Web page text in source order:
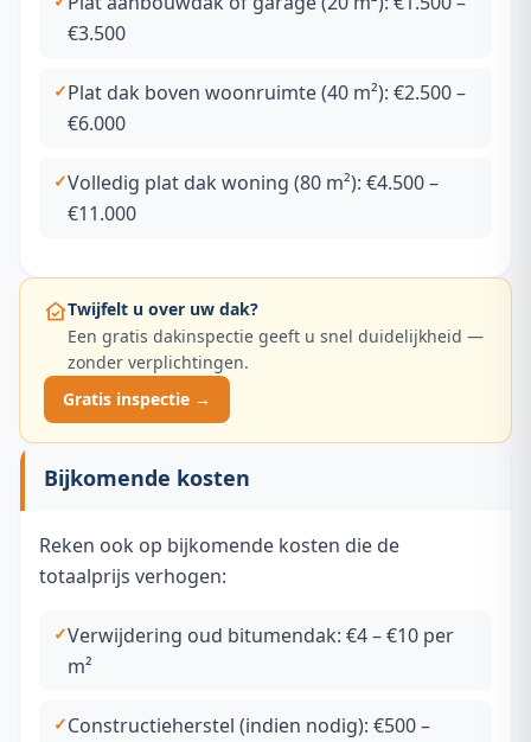
€3.500
Plat dak boven woonruimte (40 m²): €2.500 –
€6.000
Volledig plat dak woning (80 m²): €4.500 –
€11.000
Twijfelt u over uw dak?
Een gratis dakinspectie geeft u snel duidelijkheid —
zonder verplichtingen.
Gratis inspectie →
Bijkomende kosten
Reken ook op bijkomende kosten die de
totaalprijs verhogen:
Verwijdering oud bitumendak: €4 – €10 per
m²
Constructieherstel (indien nodig): €500 –